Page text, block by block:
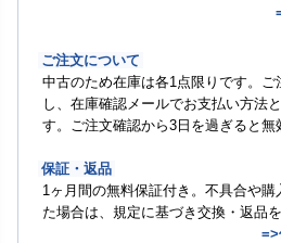
ご注文について
中古のため在庫は各1点限りです。
し、在庫確認メールでお支払い方法
す。ご注文確認から3日を過ぎると無
保証・返品
1ヶ月間の無料保証付き。不具合や
た場合は、規定に基づき交換・返品を
=>